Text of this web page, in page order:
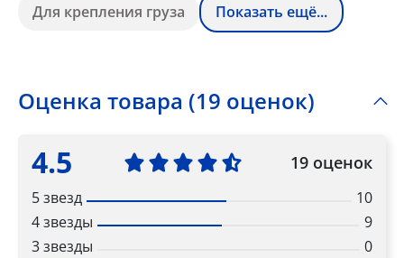
Для крепления груза Показать ещё...
Оценка товара (19 оценок)
4.5 19 оценок
5 звезд
10
4 звезды
9
3 звезды
0